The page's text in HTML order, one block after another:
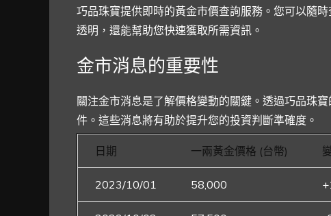
巧品珠寶提供即時的黃金市價查詢服務。您可以隨
透明，還能幫助您快速獲取所需資訊。
金市消息的重要性
關注金市消息是了解價格變動的關鍵。透過巧品珠
件。這些消息將有助於提升您的投資判斷準確度。
日期 一兩黃金價格 (台幣)
2023/10/01 58,000